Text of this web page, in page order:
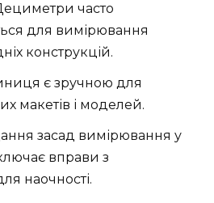
часто
для вимірювання
конструкцій.
є зручною для
макетів і моделей.
засад вимірювання у
вправи з
наочності.